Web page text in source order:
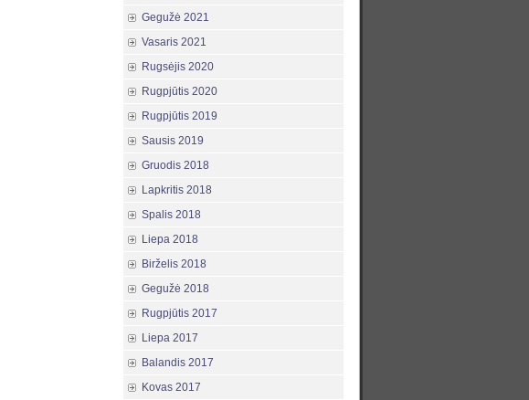
Gegužė 2021
Vasaris 2021
Rugsėjis 2020
Rugpjūtis 2020
Rugpjūtis 2019
Sausis 2019
Gruodis 2018
Lapkritis 2018
Spalis 2018
Liepa 2018
Birželis 2018
Gegužė 2018
Rugpjūtis 2017
Liepa 2017
Balandis 2017
Kovas 2017